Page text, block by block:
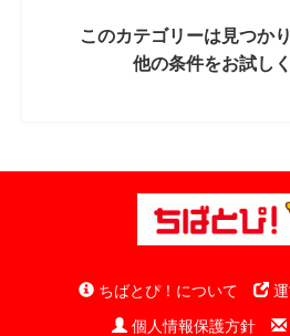
このカテゴリーは見つか
他の条件をお試し
ちばとぴ！について
個人情報保護方針